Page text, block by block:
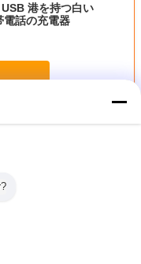
港を持つ白い
話の充電器